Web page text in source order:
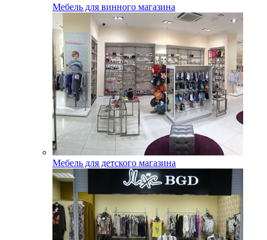
Мебель для винного магазина
Мебель для детского магазина